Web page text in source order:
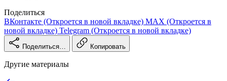
Поделиться
ВКонтакте (Откроется в новой вкладке) MAX (Откроется в
новой вкладке) Telegram (Откроется в новой вкладке)
Поделиться… Копировать
Другие материалы